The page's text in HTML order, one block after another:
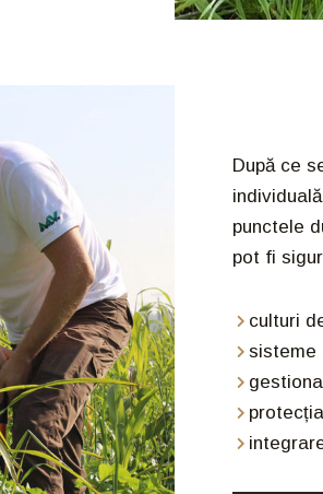
După ce
punctele
pot fi
culturi
sisteme